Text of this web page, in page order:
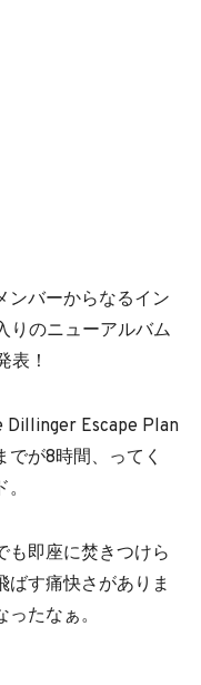
ンバーからなるイン
りのニューアルバム
表！
Dillinger Escape Plan
でが8時間、ってく
も即座に焚きつけら
ばす痛快さがありま
たなぁ。